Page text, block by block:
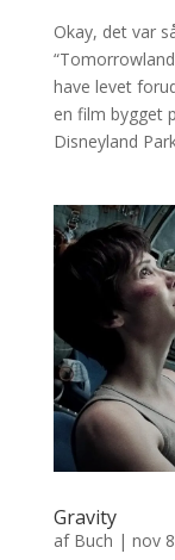
Okay, det var
have levet
en film bygget
Disneyland
Gravity
af Buch | nov